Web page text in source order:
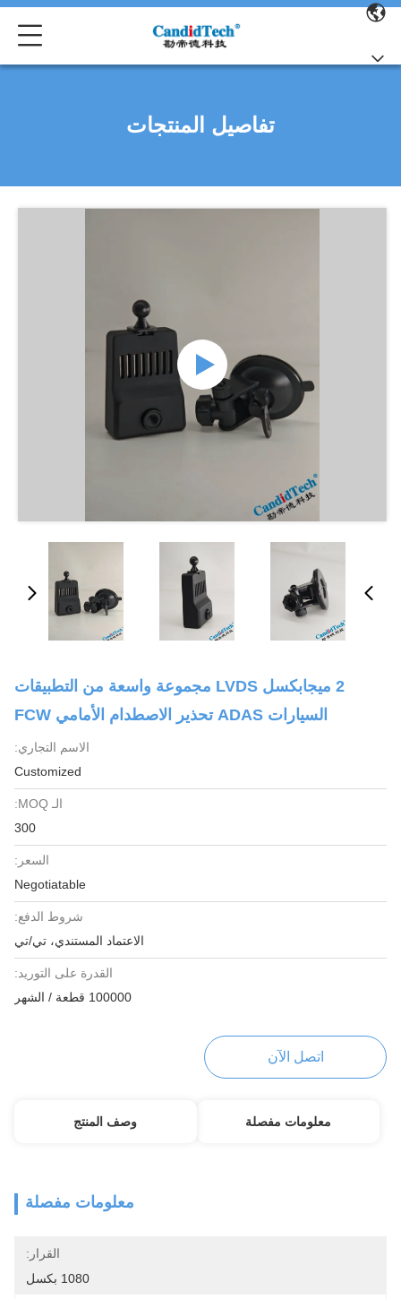
تفاصيل المنتجات
2 ميجابكسل LVDS مجموعة واسعة من التطبيقات
السيارات ADAS تحذير الاصطدام الأمامي FCW
الاسم التجاري:
Customized
الـ MOQ:
300
السعر:
Negotiatable
شروط الدفع:
الاعتماد المستندي، تي/تي
القدرة على التوريد:
100000 قطعة / الشهر
اتصل الآن
معلومات مفصلة وصف المنتج
معلومات مفصلة
القرار:
1080 بكسل